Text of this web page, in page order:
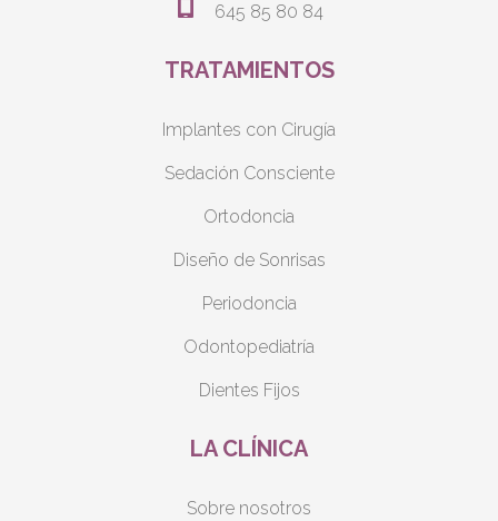
645 85 80 84
TRATAMIENTOS
Implantes con Cirugía
Sedación Consciente
Ortodoncia
Diseño de Sonrisas
Periodoncia
Odontopediatría
Dientes Fijos
LA CLÍNICA
Sobre nosotros